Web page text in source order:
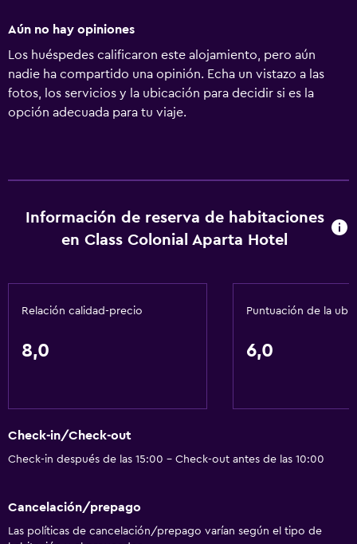
Aún no hay opiniones
Los huéspedes calificaron este alojamiento, pero aún
nadie ha compartido una opinión. Echa un vistazo a las
fotos, los servicios y la ubicación para decidir si es la
opción adecuada para tu viaje.
Información de reserva de habitaciones
en Class Colonial Aparta Hotel
Relación calidad-precio
8,0
Puntuación de la
6,0
Check-in/Check-out
Check-in después de las 15:00 - Check-out antes de las 10:00
Cancelación/prepago
Las políticas de cancelación/prepago varían según el tipo de